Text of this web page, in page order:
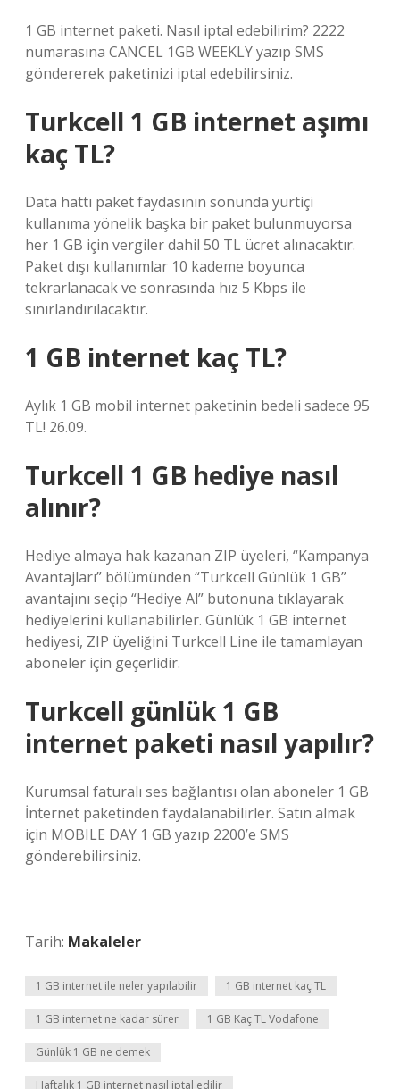
1 GB internet paketi. Nasıl iptal edebilirim? 2222
numarasına CANCEL 1GB WEEKLY yazıp SMS
göndererek paketinizi iptal edebilirsiniz.
Turkcell 1 GB internet aşımı
kaç TL?
Data hattı paket faydasının sonunda yurtiçi
kullanıma yönelik başka bir paket bulunmuyorsa
her 1 GB için vergiler dahil 50 TL ücret alınacaktır.
Paket dışı kullanımlar 10 kademe boyunca
tekrarlanacak ve sonrasında hız 5 Kbps ile
sınırlandırılacaktır.
1 GB internet kaç TL?
Aylık 1 GB mobil internet paketinin bedeli sadece 95
TL! 26.09.
Turkcell 1 GB hediye nasıl
alınır?
Hediye almaya hak kazanan ZIP üyeleri, “Kampanya
Avantajları” bölümünden “Turkcell Günlük 1 GB”
avantajını seçip “Hediye Al” butonuna tıklayarak
hediyelerini kullanabilirler. Günlük 1 GB internet
hediyesi, ZIP üyeliğini Turkcell Line ile tamamlayan
aboneler için geçerlidir.
Turkcell günlük 1 GB
internet paketi nasıl yapılır?
Kurumsal faturalı ses bağlantısı olan aboneler 1 GB
İnternet paketinden faydalanabilirler. Satın almak
için MOBILE DAY 1 GB yazıp 2200’e SMS
gönderebilirsiniz.
Tarih: Makaleler
1 GB internet ile neler yapılabilir 1 GB internet kaç TL
1 GB internet ne kadar sürer 1 GB Kaç TL Vodafone
Günlük 1 GB ne demek
Haftalık 1 GB internet nasıl iptal edilir